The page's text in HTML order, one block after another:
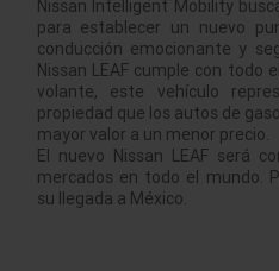
Nissan Intelligent Mobility
para establecer un nuevo
conducción emocionante y
Nissan LEAF cumple con todo
volante, este vehículo
propiedad que los autos de
mayor valor a un menor precio.
El nuevo Nissan LEAF será
mercados en todo el mundo.
su llegada a México.